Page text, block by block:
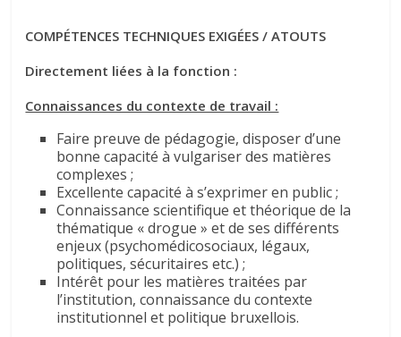
COMPÉTENCES TECHNIQUES EXIGÉES / ATOUTS
Directement liées à la fonction :
Connaissances du contexte de travail :
Faire preuve de pédagogie, disposer d’une
bonne capacité à vulgariser des matières
complexes ;
Excellente capacité à s’exprimer en public ;
Connaissance scientifique et théorique de la
thématique « drogue » et de ses différents
enjeux (psychomédicosociaux, légaux,
politiques, sécuritaires etc.) ;
Intérêt pour les matières traitées par
l’institution, connaissance du contexte
institutionnel et politique bruxellois.